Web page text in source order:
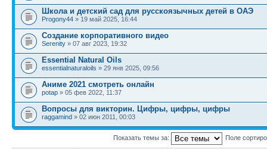
Школа и детский сад для русскоязычных детей в ОАЭ
Progony44 » 19 май 2025, 16:44
Создание корпоративного видео
Serenity » 07 авг 2023, 19:32
Essential Natural Oils
essentialnaturaloils » 29 янв 2025, 09:56
Аниме 2021 смотреть онлайн
potap » 05 фев 2022, 11:37
Вопросы для викторин. Цифры, цифры, цифры
raggamind » 02 июн 2011, 00:03
Показать темы за: Поле